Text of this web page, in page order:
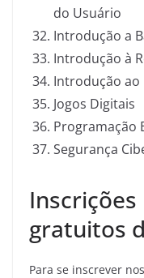
do Usuário
Introdução a
Introdução à
Introdução ao
Jogos Digitais
Programação
Segurança
gratuitos
Para se inscrever